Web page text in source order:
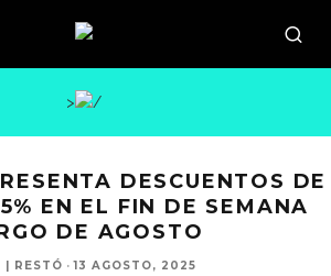
>
DESCUENTOS DE
EN EL FIN DE SEMANA
DE AGOSTO
| RESTÓ · 13 AGOSTO, 2025